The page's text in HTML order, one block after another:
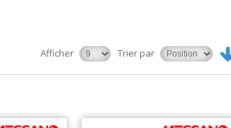
Trier par
Afficher